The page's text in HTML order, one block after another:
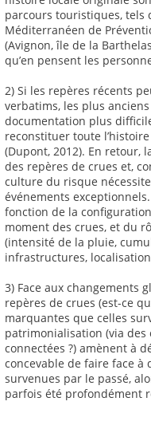
parcours touristiques, tels
Méditerranéen de
(Avignon, île de la
qu’en pensent les
2) Si les repères récents
verbatims, les plus
documentation plus
reconstituer toute
(Dupont, 2012). En retour,
des repères de crues et,
culture du risque
événements exceptionnels.
fonction de la
moment des crues, et du
(intensité de la pluie,
infrastructures,
3) Face aux changements
repères de crues (est-ce
marquantes que celles
patrimonialisation (via
connectées ?) amènent à
concevable de faire face à
survenues par le passé,
parfois été profondément